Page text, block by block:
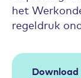
het
regeldruk
Download